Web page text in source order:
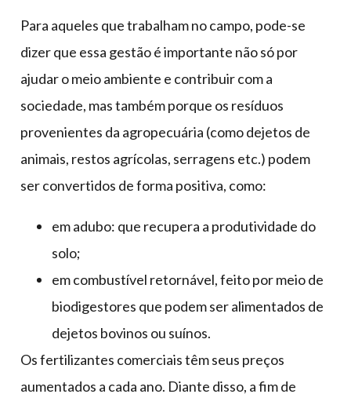
Para aqueles que trabalham no campo, pode-se
dizer que essa gestão é importante não só por
ajudar o meio ambiente e contribuir com a
sociedade, mas também porque os resíduos
provenientes da agropecuária (como dejetos de
animais, restos agrícolas, serragens etc.) podem
ser convertidos de forma positiva, como:
em adubo: que recupera a produtividade do
solo;
em combustível retornável, feito por meio de
biodigestores que podem ser alimentados de
dejetos bovinos ou suínos.
Os fertilizantes comerciais têm seus preços
aumentados a cada ano. Diante disso, a fim de